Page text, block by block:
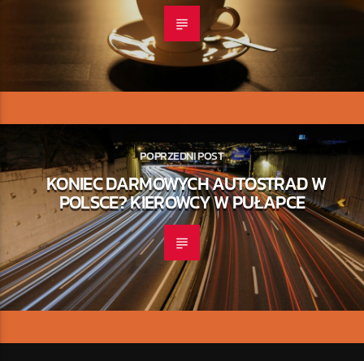
POPRZEDNI POST
KONIEC DARMOWYCH AUTOSTRAD W
POLSCE? KIEROWCY W PUŁAPCE